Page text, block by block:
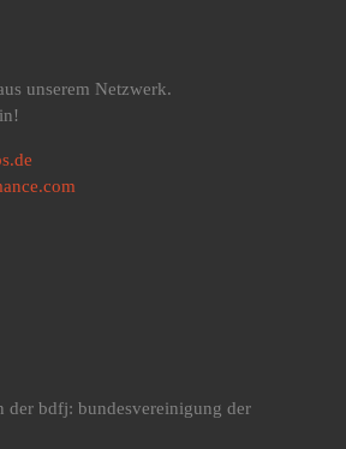
unserem Netzwerk.
der bdfj: bundesvereinigung der